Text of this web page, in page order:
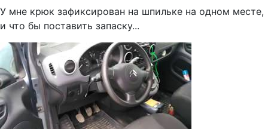
У мне крюк зафиксирован на шпильке на одном месте,
и что бы поставить запаску...